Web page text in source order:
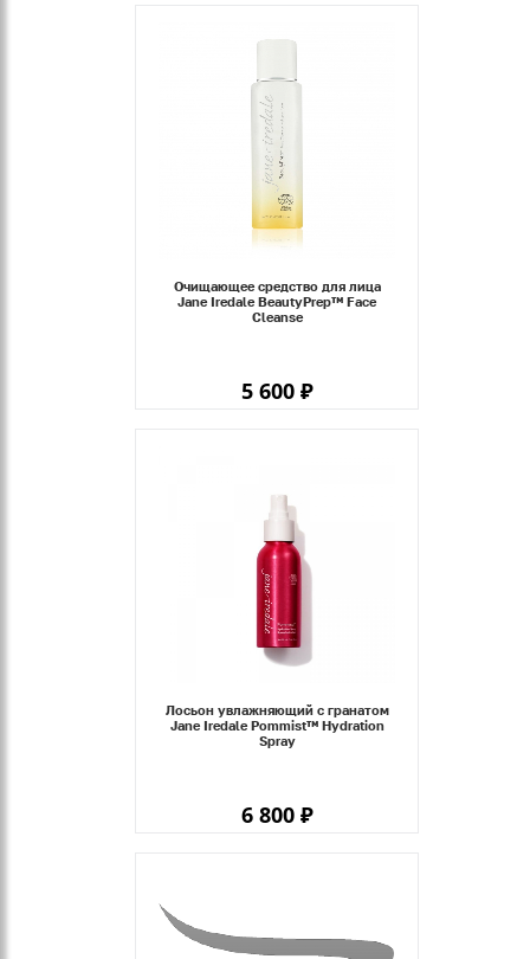
Очищающее cредство для лица
Jane Iredale BeautyPrep™ Face
Cleanse
5 600 ₽
Лосьон увлажняющий с гранатом
Jane Iredale Pommist™ Hydration
Spray
6 800 ₽